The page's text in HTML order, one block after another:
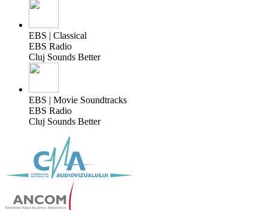
EBS | Classical
EBS Radio
Cluj Sounds Better
EBS | Movie Soundtracks
EBS Radio
Cluj Sounds Better